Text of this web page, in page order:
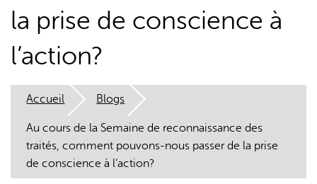
L'IA peut afficher des informations incorrectes, veuillez donc
la prise de conscience à
l’action?
Accueil Blogs
Au cours de la Semaine de reconnaissance des
traités, comment pouvons-nous passer de la prise
de conscience à l’action?